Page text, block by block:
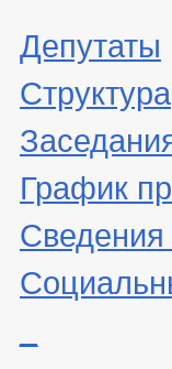
Депутаты
График
Сведения